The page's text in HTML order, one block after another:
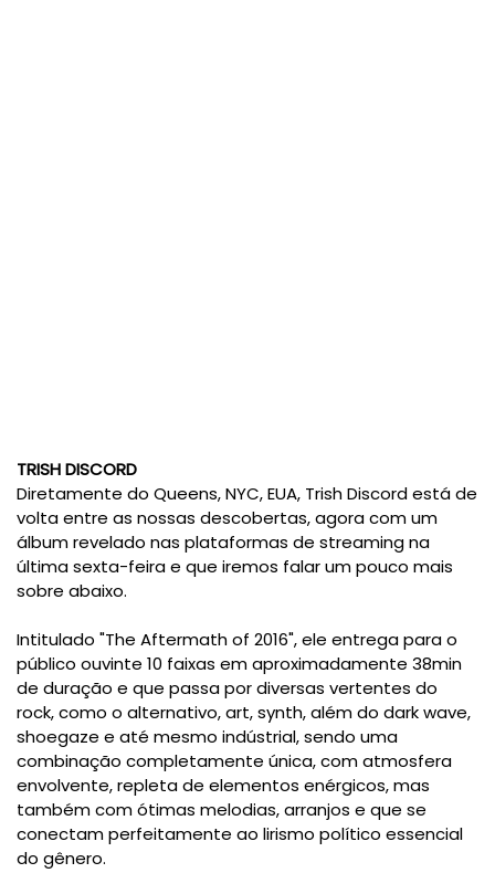
TRISH DISCORD
Diretamente do Queens, NYC, EUA, Trish Discord está de
volta entre as nossas descobertas, agora com um
álbum revelado nas plataformas de streaming na
última sexta-feira e que iremos falar um pouco mais
sobre abaixo.
Intitulado "The Aftermath of 2016", ele entrega para o
público ouvinte 10 faixas em aproximadamente 38min
de duração e que passa por diversas vertentes do
rock, como o alternativo, art, synth, além do dark wave,
shoegaze e até mesmo indústrial, sendo uma
combinação completamente única, com atmosfera
envolvente, repleta de elementos enérgicos, mas
também com ótimas melodias, arranjos e que se
conectam perfeitamente ao lirismo político essencial
do gênero.